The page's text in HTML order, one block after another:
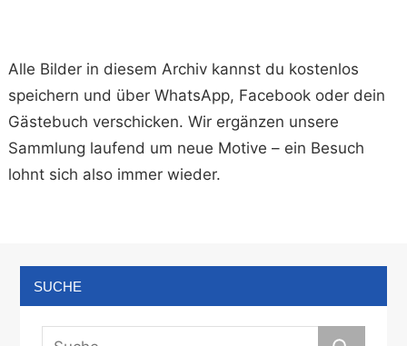
Alle Bilder in diesem Archiv kannst du kostenlos
speichern und über WhatsApp, Facebook oder dein
Gästebuch verschicken. Wir ergänzen unsere
Sammlung laufend um neue Motive – ein Besuch
lohnt sich also immer wieder.
SUCHE